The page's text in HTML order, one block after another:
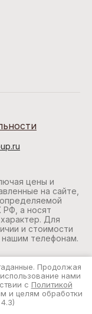
цены и
на сайте,
РФ, а носят
Для
и стоимости
телефонам.
Продолжая
нами
с Политикой
и целям обработки